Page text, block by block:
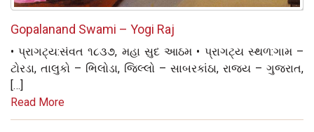
Gopalanand Swami – Yogi Raj
• પ્રાગટ્ય:સંવત ૧૮૩૭, મહા સુદ આઠમ • પ્રાગટ્ય સ્થળ:ગામ –
ટોરડા, તાલુકો – ભિલોડા, જિલ્લો – સાબરકાંઠા, રાજ્ય – ગુજરાત,
[…]
Read More